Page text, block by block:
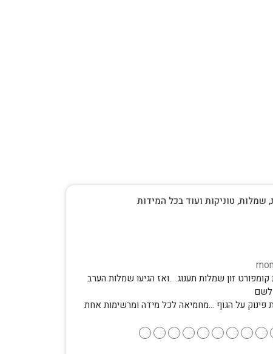
שמלות, טוניקות ועוד בכל המידות
זון שמלות תענוג. ..ואז הגיעו שמלות הערב
לשם
פינוק על הגוף …מחמיאה לכל מידה ומרשימות אחת
●
●
●
●
●
●
●
●
●